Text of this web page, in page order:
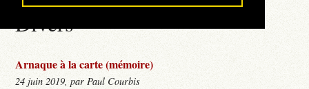
Divers
Arnaque à la carte (mémoire)
24 juin 2019, par Paul Courbis